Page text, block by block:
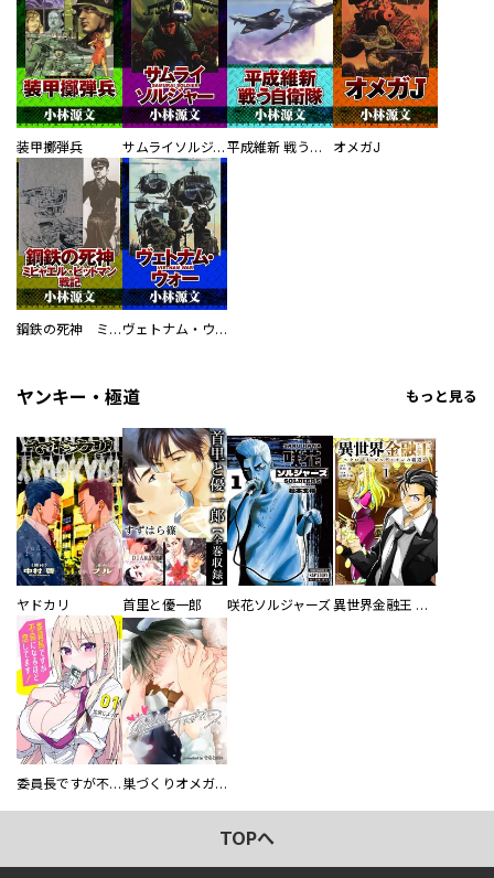
装甲擲弾兵 サムライソルジャー SAMURAI SOLDIER 平成維新 戦う自衛隊 オメガJ
鋼鉄の死神 ミヒャエル・ビットマン戦記 ヴェトナム・ウォー VIETNAM WAR
ヤンキー・極道 もっと見る
ヤドカリ 首里と優一郎 咲花ソルジャーズ 異世界金融王 ～クローネ・ゴルディオンの覇道～
委員長ですが不良になるほど恋してます！ 巣づくりオメガバース
TOPへ